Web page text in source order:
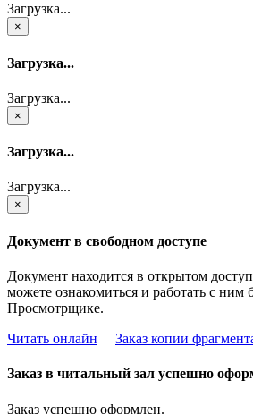
Загрузка...
×
Загрузка...
Загрузка...
×
Загрузка...
Загрузка...
×
Документ в свободном доступе
Документ находится в открытом
можете ознакомиться и работать с ним
Просмотрщике.
Читать онлайн
Заказ копии
Заказ в читальный зал успешно
Заказ успешно оформлен.